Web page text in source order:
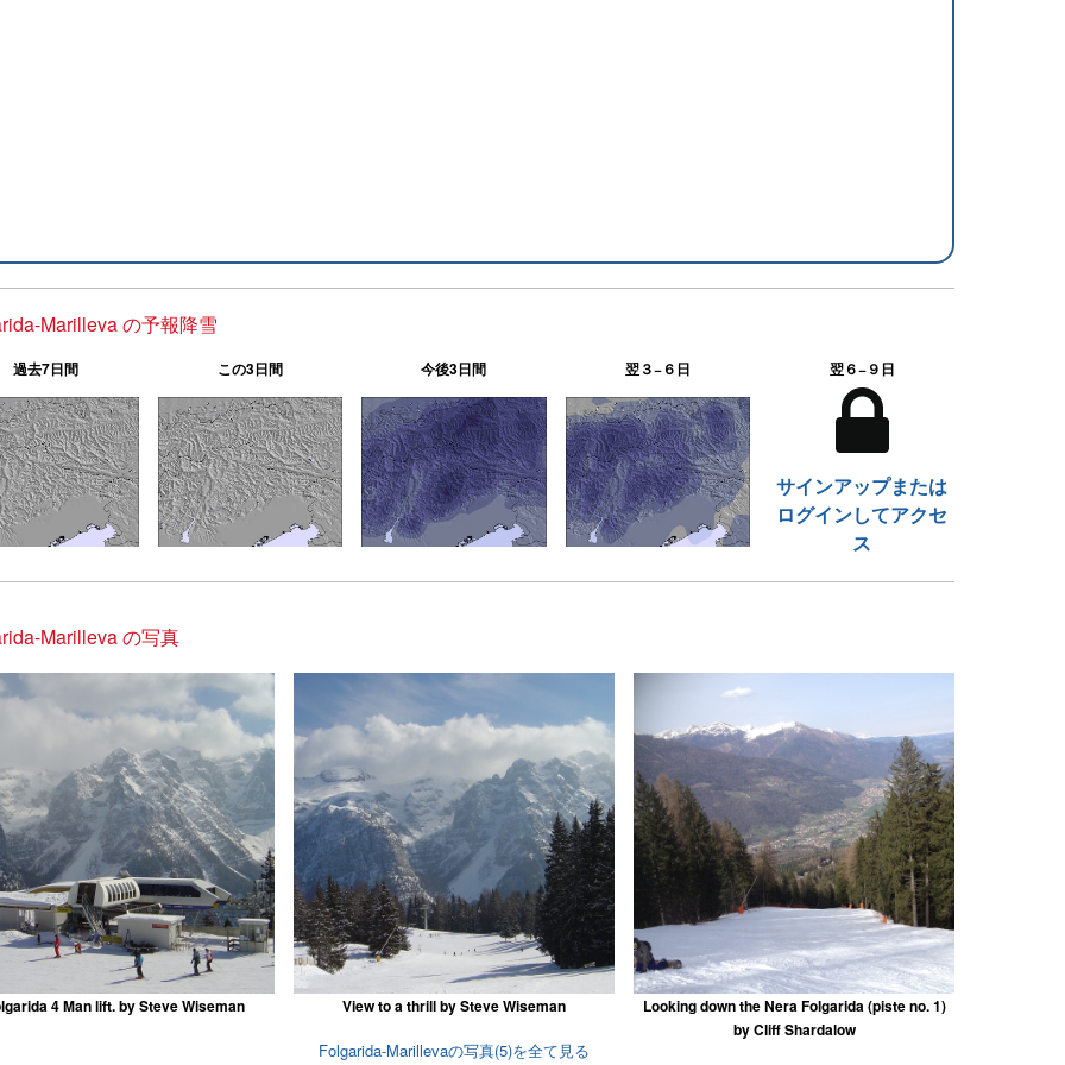
Marilleva の予報降雪
過去7日間 この3日間 今後3日間 翌３−６日 翌６−９日
サインアップまたは
ログインしてアクセ
ス
Marilleva の写真
4 Man lift. by Steve Wiseman View to a thrill by Steve Wiseman
Looking down the Nera Folgarida (piste no. 1)
by Cliff Shardalow
Folgarida-Marillevaの写真(5)を全て見る